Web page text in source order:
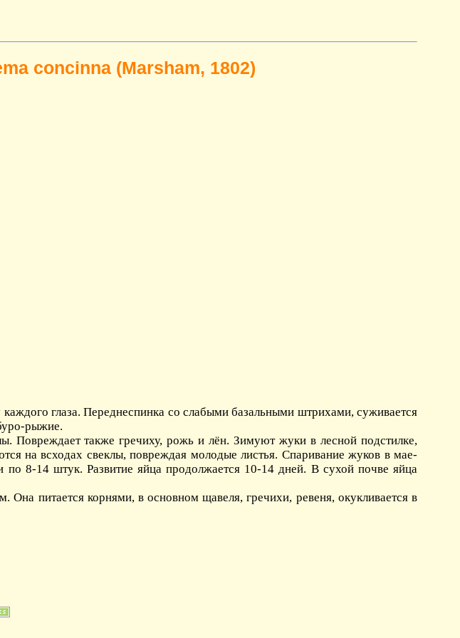
concinna (Marsham, 1802)
глаза. Переднеспинка со слабыми базальными штрихами, суживается
рыжие.
Повреждает также гречиху, рожь и лён. Зимуют жуки в лесной подстилке,
на всходах свеклы, повреждая молодые листья. Спаривание жуков в мае-
8-14 штук. Развитие яйца продолжается 10-14 дней. В сухой почве яйца
питается корнями, в основном щавеля, гречихи, ревеня, окукливается в